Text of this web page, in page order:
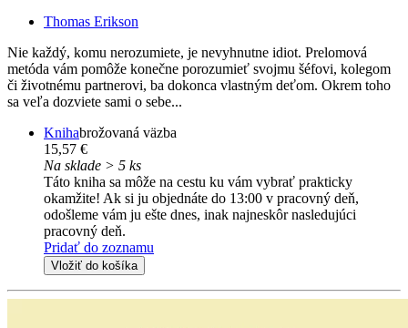
Thomas Erikson
Nie každý, komu nerozumiete, je nevyhnutne idiot. Prelomová
metóda vám pomôže konečne porozumieť svojmu šéfovi, kolegom
či životnému partnerovi, ba dokonca vlastným deťom. Okrem toho
sa veľa dozviete sami o sebe...
Knihabrožovaná väzba
15,57 €
Na sklade > 5 ks
Táto kniha sa môže na cestu ku vám vybrať prakticky
okamžite! Ak si ju objednáte do 13:00 v pracovný deň,
odošleme vám ju ešte dnes, inak najneskôr nasledujúci
pracovný deň.
Pridať do zoznamu
Vložiť do košíka